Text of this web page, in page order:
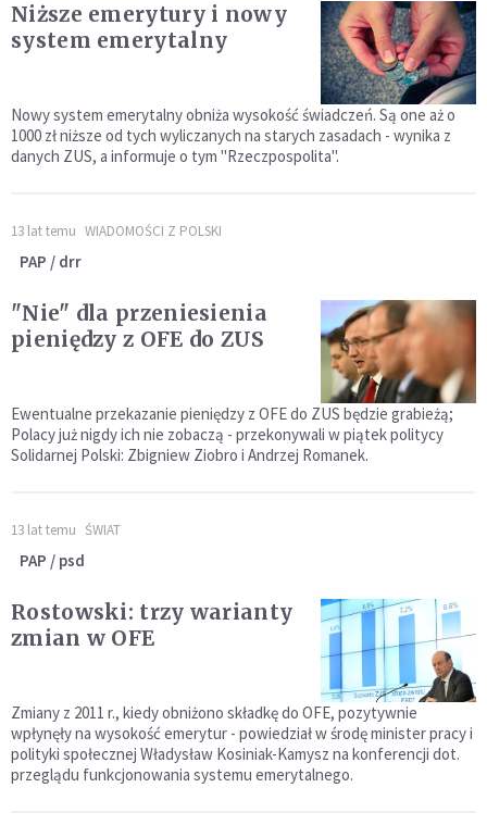
Niższe emerytury i nowy
system emerytalny
Nowy system emerytalny obniża wysokość świadczeń. Są one aż o
1000 zł niższe od tych wyliczanych na starych zasadach - wynika z
danych ZUS, a informuje o tym "Rzeczpospolita".
13 lat temu WIADOMOŚCI Z POLSKI
PAP / drr
"Nie" dla przeniesienia
pieniędzy z OFE do ZUS
Ewentualne przekazanie pieniędzy z OFE do ZUS będzie grabieżą;
Polacy już nigdy ich nie zobaczą - przekonywali w piątek politycy
Solidarnej Polski: Zbigniew Ziobro i Andrzej Romanek.
13 lat temu ŚWIAT
PAP / psd
Rostowski: trzy warianty
zmian w OFE
Zmiany z 2011 r., kiedy obniżono składkę do OFE, pozytywnie
wpłynęły na wysokość emerytur - powiedział w środę minister pracy i
polityki społecznej Władysław Kosiniak-Kamysz na konferencji dot.
przeglądu funkcjonowania systemu emerytalnego.